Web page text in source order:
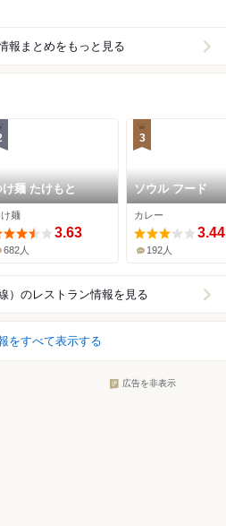
報まとめをもっと見る
け麺 たけもと
麺
3.63
682人
3
ソウル フード
カレー
3.44
192人
） のレストラン情報を見る
をすべて表示する
広告を非表示